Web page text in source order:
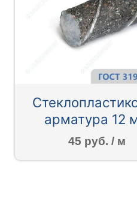
арматура 12
45 руб. / м